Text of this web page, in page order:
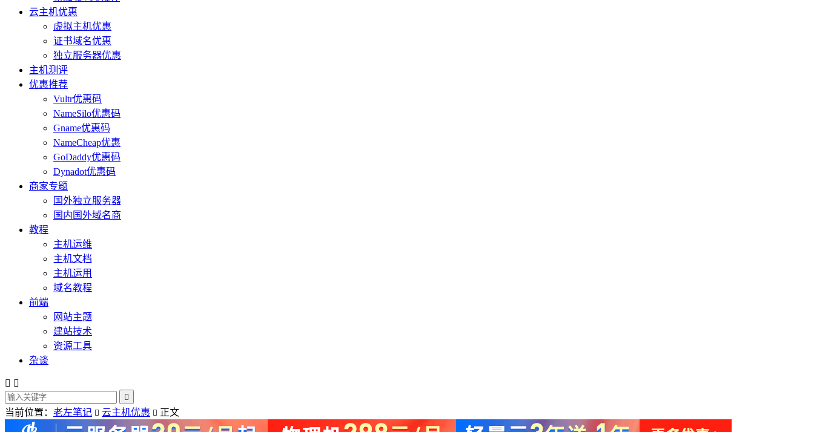
云主机优惠
虚拟主机优惠
证书域名优惠
独立服务器优惠
主机测评
优惠推荐
Vultr优惠码
NameSilo优惠码
Gname优惠码
NameCheap优惠
GoDaddy优惠码
Dynadot优惠码
商家专题
国外独立服务器
国内国外域名商
教程
主机运维
主机文档
主机运用
域名教程
前端
网站主题
建站技术
资源工具
杂谈
 

当前位置： 老左笔记  云主机优惠  正文